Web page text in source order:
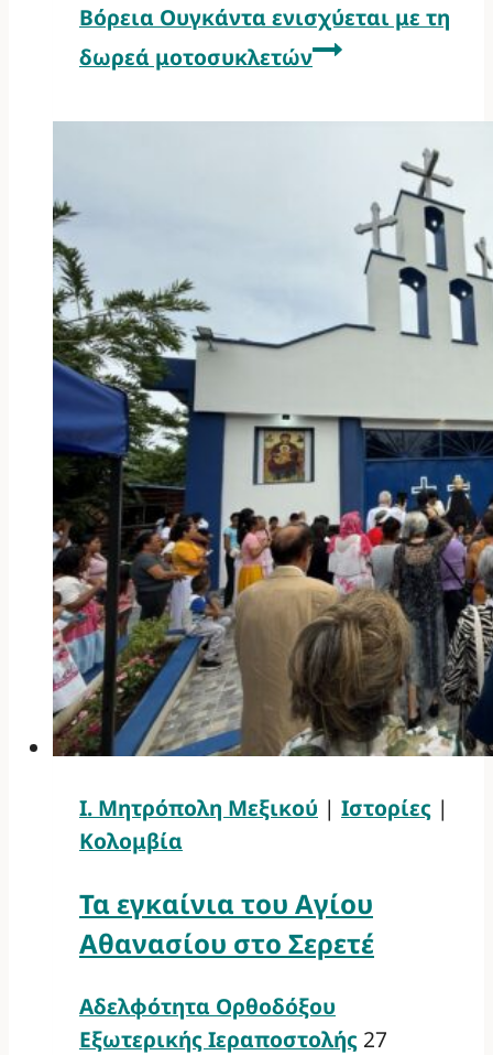
Βόρεια Ουγκάντα ενισχύεται με τη
δωρεά μοτοσυκλετών
Ι. Μητρόπολη Μεξικού | Ιστορίες |
Κολομβία
Τα εγκαίνια του Αγίου
Αθανασίου στο Σερετέ
Αδελφότητα Ορθοδόξου
Εξωτερικής Ιεραποστολής 27